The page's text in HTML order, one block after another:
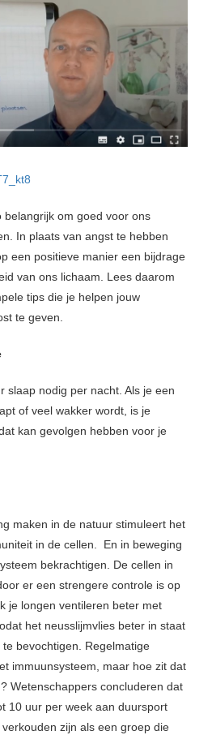
belangrijk om goed voor ons
In plaats van angst te hebben
een positieve manier een bijdrage
van ons lichaam. Lees daarom
tips die je helpen jouw
te geven.
slaap nodig per nacht. Als je een
of veel wakker wordt, is je
kan gevolgen hebben voor je
maken in de natuur stimuleert het
in de cellen. En in beweging
bekrachtigen. De cellen in
er een strengere controle is op
je longen ventileren beter met
het neusslijmvlies beter in staat
bevochtigen. Regelmatige
immuunsysteem, maar hoe zit dat
Wetenschappers concluderen dat
10 uur per week aan duursport
zijn als een groep die